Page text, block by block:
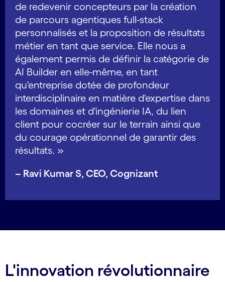
de redevenir concepteurs par la création
de parcours agentiques full-stack
personnalisés et la proposition de résultats
métier en tant que service. Elle nous a
également permis de définir la catégorie de
AI Builder en elle-même, en tant
qu'entreprise dotée de profondeur
interdisciplinaire en matière d'expertise dans
les domaines et d'ingénierie IA, du lien
client pour cocréer sur le terrain ainsi que
du courage opérationnel de garantir des
résultats. »
– Ravi Kumar S, CEO, Cognizant
L'innovation révolutionnaire